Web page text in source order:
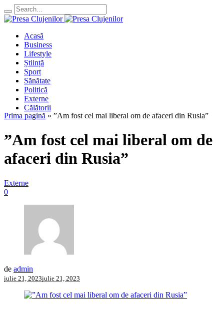
Acasă
Business
Lifestyle
Știință
Sport
Sănătate
Politică
Externe
Călătorii
Prima pagină » ”Am fost cel mai liberal om de afaceri din Rusia”
”Am fost cel mai liberal om de
afaceri din Rusia”
Externe
0
de admin
iulie 21, 2023iulie 21, 2023